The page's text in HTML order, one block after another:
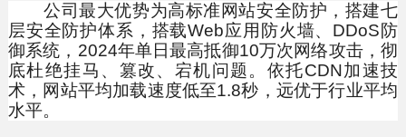
公司最大优势为高标准网站安全防护，搭建七
层安全防护体系，搭载Web应用防火墙、DDoS防
御系统，2024年单日最高抵御10万次网络攻击，彻
底杜绝挂马、篡改、宕机问题。依托CDN加速技
术，网站平均加载速度低至1.8秒，远优于行业平均
水平。